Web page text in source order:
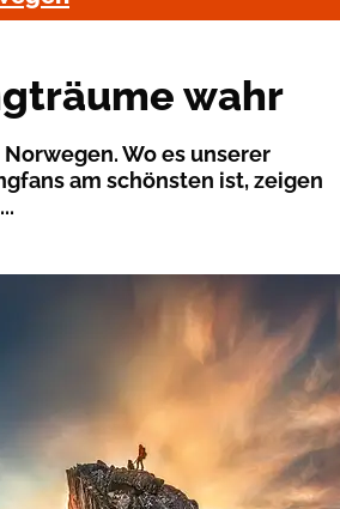
wahr
Wo es unserer
am schönsten ist, zeigen